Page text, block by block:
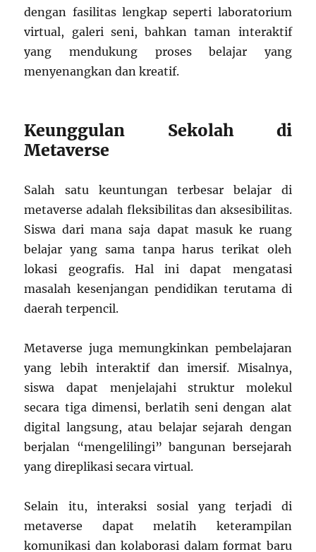
dengan fasilitas lengkap seperti laboratorium
virtual, galeri seni, bahkan taman interaktif
yang mendukung proses belajar yang
menyenangkan dan kreatif.
Keunggulan Sekolah di
Metaverse
Salah satu keuntungan terbesar belajar di
metaverse adalah fleksibilitas dan aksesibilitas.
Siswa dari mana saja dapat masuk ke ruang
belajar yang sama tanpa harus terikat oleh
lokasi geografis. Hal ini dapat mengatasi
masalah kesenjangan pendidikan terutama di
daerah terpencil.
Metaverse juga memungkinkan pembelajaran
yang lebih interaktif dan imersif. Misalnya,
siswa dapat menjelajahi struktur molekul
secara tiga dimensi, berlatih seni dengan alat
digital langsung, atau belajar sejarah dengan
berjalan “mengelilingi” bangunan bersejarah
yang direplikasi secara virtual.
Selain itu, interaksi sosial yang terjadi di
metaverse dapat melatih keterampilan
komunikasi dan kolaborasi dalam format baru